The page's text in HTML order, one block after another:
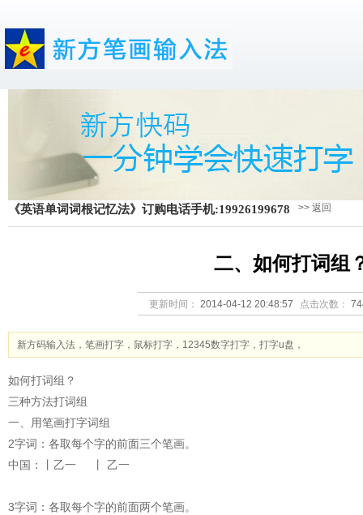
《英语单词词根记忆法》订购电话手机:19926199678 >> 返回
二、如何打词组
更新时间： 2014-04-12 20:48:57 点击次数：
新方码输入法，笔画打字，鼠标打字，12345数字打字，打字u盘，
如何打词组？
三种方法打词组
一、用笔画打字词组
2字词：各取每个字的前面三个笔画。
中国：丨乙一 丨 乙一
3字词：各取每个字的前面两个笔画。